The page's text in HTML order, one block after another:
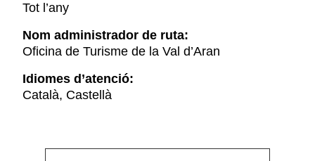
Tot l’any
Nom administrador de ruta:
Oficina de Turisme de la Val d’Aran
Idiomes d’atenció:
Català, Castellà